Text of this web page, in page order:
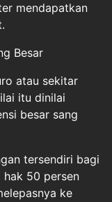
mendapatkan
Besar
atau sekitar
itu dinilai
besar sang
tersendiri bagi
hak 50 persen
ke